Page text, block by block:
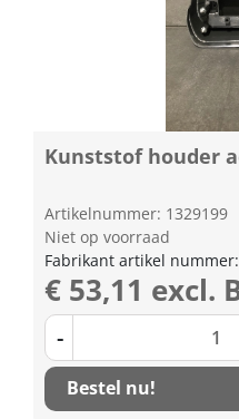
Kunststof houder
Artikelnummer: 1329199
Niet op voorraad
Fabrikant artikel
€ 53,11 excl.
-
Bestel nu!